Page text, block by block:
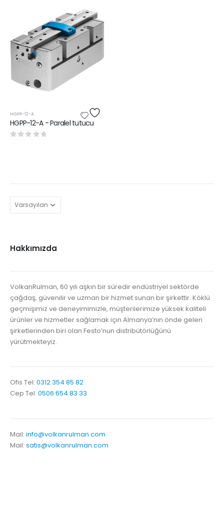
HGPP-12-A
HGPP-12-A - Paralel tutucu
Hakkımızda
VolkanRulman, 60 yılı aşkın bir süredir endüstriyel sektörde
çağdaş, güvenilir ve uzman bir hizmet sunan bir şirkettir. Köklü
geçmişimiz ve deneyimimizle, müşterilerimize yüksek kaliteli
ürünler ve hizmetler sağlamak için Almanya’nın önde gelen
şirketlerinden biri olan Festo’nun distribütörlüğünü
yürütmekteyiz.
Ofis Tel: 0312 354 85 82
Cep Tel: 0506 654 83 33
Mail: info@volkanrulman.com
Mail: satis@volkanrulman.com